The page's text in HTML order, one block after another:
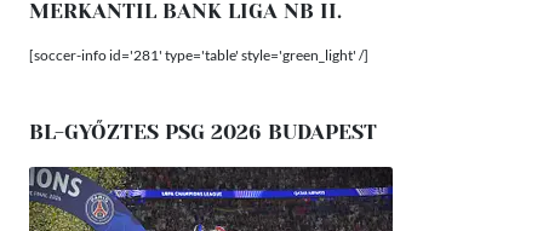
MERKANTIL BANK LIGA NB II.
[soccer-info id='281' type='table' style='green_light' /]
BL-GYŐZTES PSG 2026 BUDAPEST